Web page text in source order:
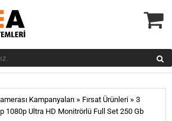
Kampanyaları » Fırsat Ürünleri » 3
1080p Ultra HD Monitrörlü Full Set 250 Gb